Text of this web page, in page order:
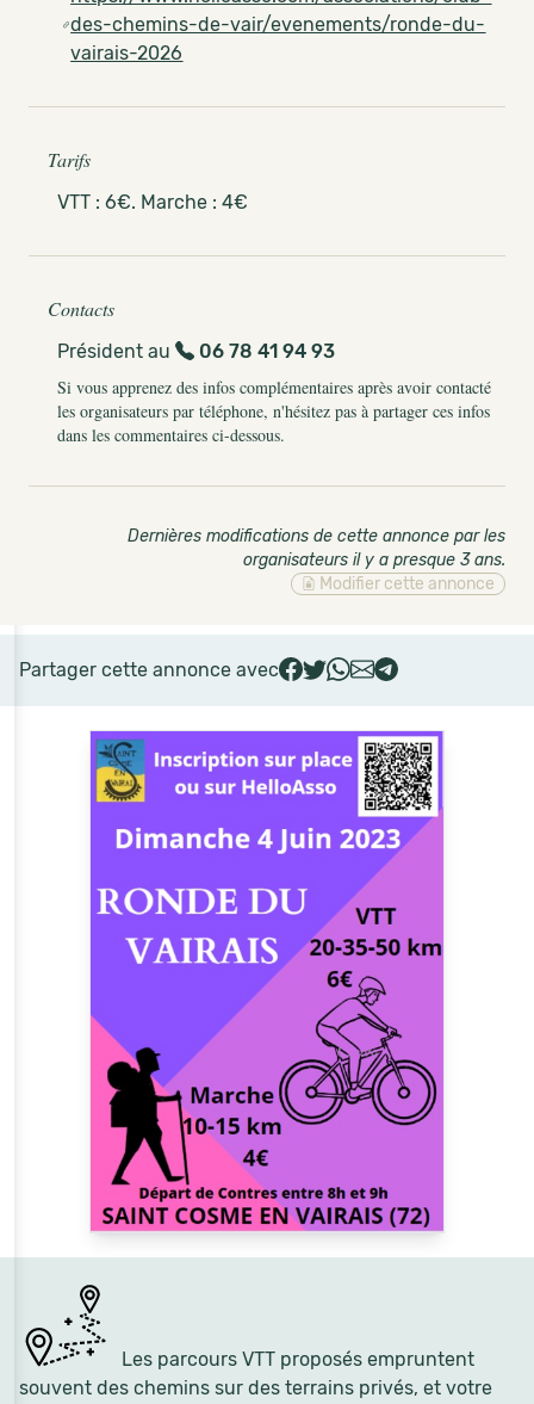
Les parcours VTT proposés empruntent
souvent des chemins sur des terrains privés, et votre
des-chemins-de-vair/evenements/ronde-du-
vairais-2026
Tarifs
VTT : 6€. Marche : 4€
Contacts
Président au
06 78 41 94 93
Si vous apprenez des infos complémentaires après avoir contacté
les organisateurs par téléphone, n'hésitez pas à partager ces infos
dans les commentaires ci-dessous.
Dernières modifications de cette annonce par les
organisateurs il y a presque 3 ans.
Modifier cette annonce
Partager cette annonce avec